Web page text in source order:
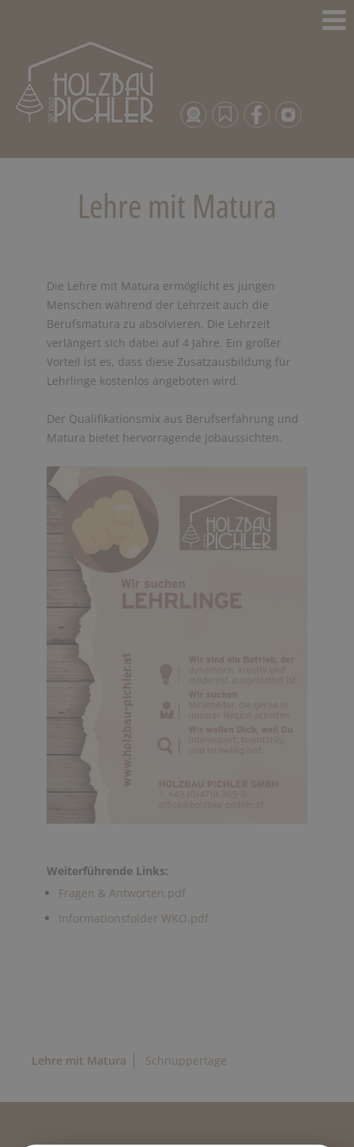
Lehre mit Matura
Die Lehre mit Matura ermöglicht es jungen
Menschen während der Lehrzeit auch die
Berufsmatura zu absolvieren. Die Lehrzeit
verlängert sich dabei auf 4 Jahre. Ein großer
Vorteil ist es, dass diese Zusatzausbildung für
Lehrlinge kostenlos angeboten wird.
Der Qualifikationsmix aus Berufserfahrung und
Matura bietet hervorragende Jobaussichten.
Weiterführende Links:
Fragen & Antworten.pdf
Informationsfolder WKO.pdf
Lehre mit Matura Schnuppertage